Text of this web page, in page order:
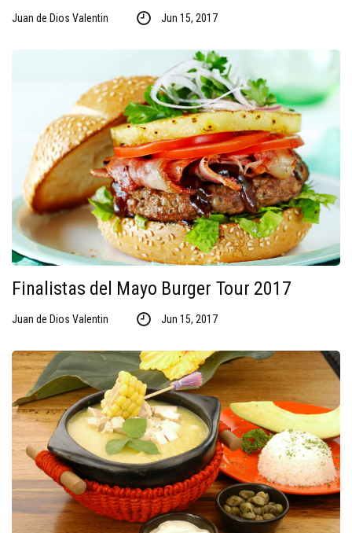
Juan de Dios Valentin Jun 15, 2017
Finalistas del Mayo Burger Tour 2017
Juan de Dios Valentin Jun 15, 2017